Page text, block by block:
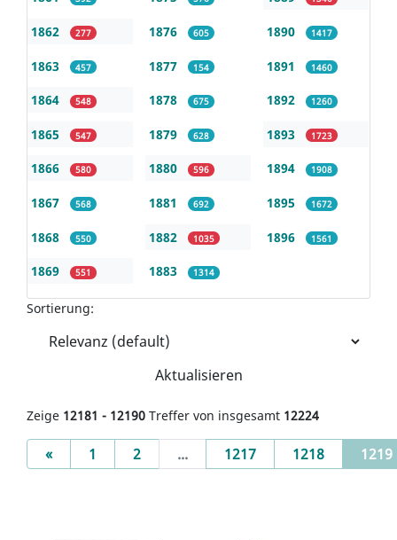
1862 277
1863 457
1864 548
1865 547
1866 580
1867 568
1868 550
1869 551
1876 605
1877 154
1878 675
1879 628
1880 596
1881 692
1882 1035
1883 1314
1890 1417
1891 1460
1892 1260
1893 1723
1894 1908
1895 1672
1896 1561
Sortierung:
Aktualisieren
Zeige 12181 - 12190 Treffer von insgesamt 12224
«Previous
1 2 ... 1217 1218 1219